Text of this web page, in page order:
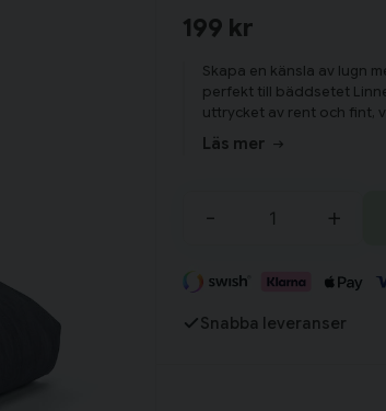
199 kr
Skapa en känsla av lugn
perfekt till bäddsetet
uttrycket av rent och fint,
Känn den mjuka
sovrummet!
Läs mer
- +
Snabba leveranser
Har du alla tillbehör?